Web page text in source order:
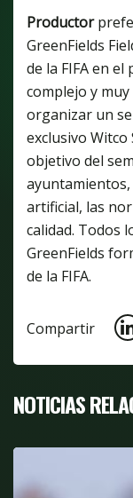
Productor
GreenFields
de la FIFA en el
complejo y
organizar un
exclusivo
objetivo del
artificial, las
calidad. Todos
GreenFields
de la FIFA.
Compartir
NOTICIAS